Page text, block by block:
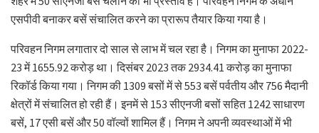
एसपीवी बनाकर बसें संचालित करने का प्रारूप तैयार किया गया है।
परिवहन निगम लगातार दो साल से लाभ में चल रहा है। निगम का मुनाफा 2022-
23 में 1655.92 करोड़ था। दिसंबर 2023 तक 2934.41 करोड़ का मुनाफा
रिकॉर्ड किया गया। निगम की 1309 बसों में से 553 बसें पर्वतीय और 756 मैदानी
क्षेत्रों में संचालित हो रही हैं। इनमें से 153 सीएनजी बसों सहित 1242 साधारण
बसें, 17 एसी बसें और 50 वॉल्वों शामिल हैं। निगम ने अपनी व्यवस्थाओं में भी